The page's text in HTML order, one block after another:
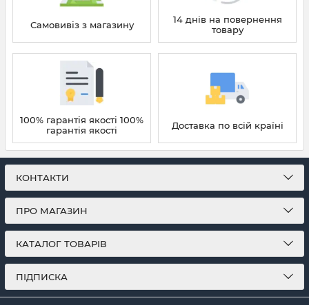
Самовивіз з магазину
14 днів на повернення
товару
100% гарантія якості 100%
гарантія якості
Доставка по всій країні
КОНТАКТИ
ПРО МАГАЗИН
КАТАЛОГ ТОВАРІВ
ПІДПИСКА